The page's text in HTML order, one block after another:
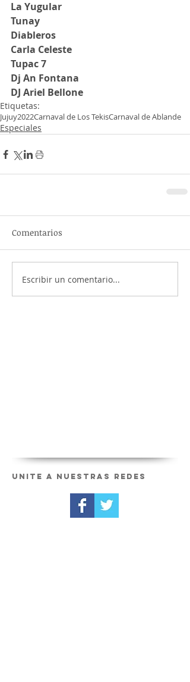
La Yugular
Tunay
Diableros
Carla Celeste
Tupac 7
Dj An Fontana
DJ Ariel Bellone
Etiquetas:
Jujuy2022Carnaval de Los TekisCarnaval de Ablande
Especiales
Comentarios
Escribir un comentario...
Unite a nuestras redes